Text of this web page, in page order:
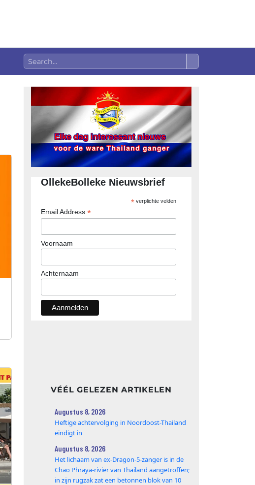
OllekeBolleke Nieuwsbrief
*verplichte velden
Email Address *
Voornaam
Achternaam
VÉÉL GELEZEN ARTIKELEN
Augustus 8, 2026
Heftige achtervolging in Noordoost-Thailand
eindigt in
Augustus 8, 2026
Het lichaam van ex-Dragon‑5‑zanger is in de
Chao Phraya‑rivier van Thailand aangetroffen;
in zijn rugzak zat een betonnen blok van 10